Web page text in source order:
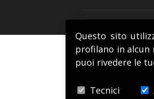
copyright Quartex
Questo sito
profilano in alcun
puoi rivedere le
Tecnici